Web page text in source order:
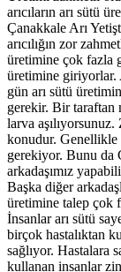
arıcıların arı sütü
Çanakkale Arı
arıcılığın zor
üretimine çok fazla
üretimine giriyorlar.
gün arı sütü
gerekir. Bir taraftan
larva
konudur. Genellikle
gerekiyor. Bunu da
arkadaşımız
Başka diğer
üretimine talep çok
İnsanlar arı sütü
birçok hastalıktan
sağlıyor. Hastalara
kullanan insanlar